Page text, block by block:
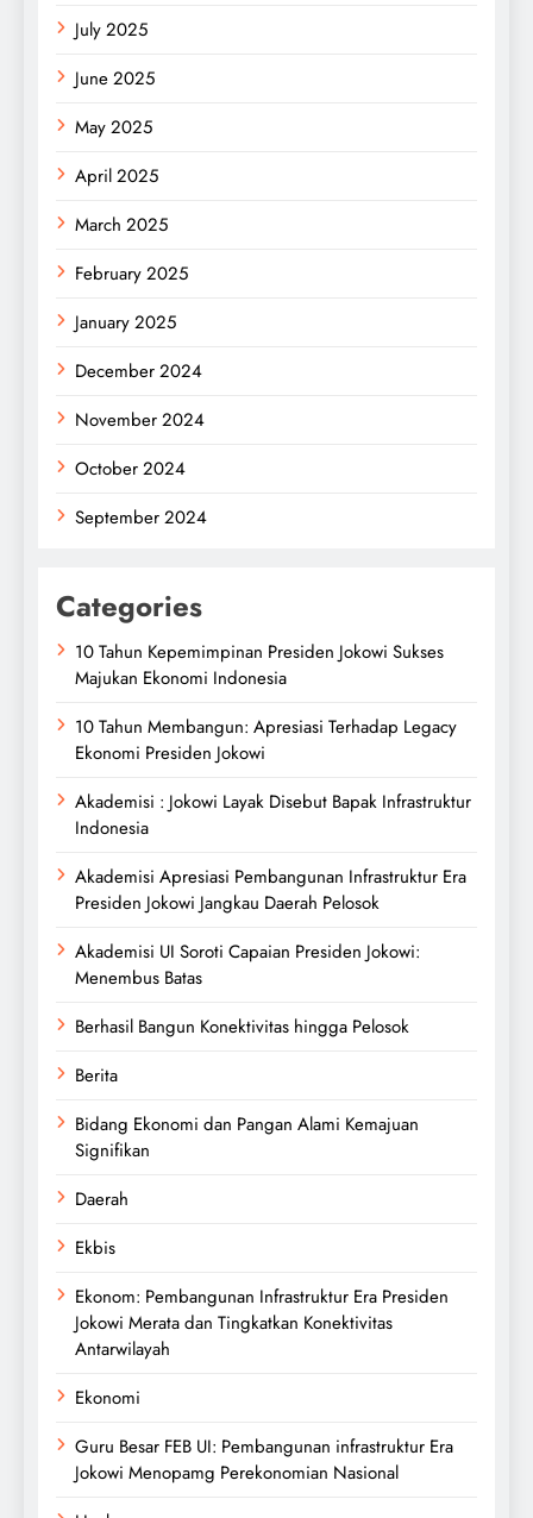
July 2025
June 2025
May 2025
April 2025
March 2025
February 2025
January 2025
December 2024
November 2024
October 2024
September 2024
Categories
10 Tahun Kepemimpinan Presiden Jokowi Sukses
Majukan Ekonomi Indonesia
10 Tahun Membangun: Apresiasi Terhadap Legacy
Ekonomi Presiden Jokowi
Akademisi : Jokowi Layak Disebut Bapak Infrastruktur
Indonesia
Akademisi Apresiasi Pembangunan Infrastruktur Era
Presiden Jokowi Jangkau Daerah Pelosok
Akademisi UI Soroti Capaian Presiden Jokowi:
Menembus Batas
Berhasil Bangun Konektivitas hingga Pelosok
Berita
Bidang Ekonomi dan Pangan Alami Kemajuan
Signifikan
Daerah
Ekbis
Ekonom: Pembangunan Infrastruktur Era Presiden
Jokowi Merata dan Tingkatkan Konektivitas
Antarwilayah
Ekonomi
Guru Besar FEB UI: Pembangunan infrastruktur Era
Jokowi Menopamg Perekonomian Nasional